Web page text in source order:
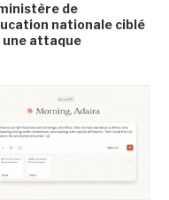
de
nationale ciblé
une attaque